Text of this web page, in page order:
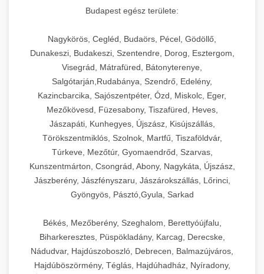
Budapest egész területe:
Nagykörös, Cegléd, Budaörs, Pécel, Gödöllő,
Dunakeszi, Budakeszi, Szentendre, Dorog, Esztergom,
Visegrád, Mátrafüred, Bátonyterenye,
Salgótarján,Rudabánya, Szendrő, Edelény,
Kazincbarcika, Sajószentpéter, Ózd, Miskolc, Eger,
Mezőkövesd, Füzesabony, Tiszafüred, Heves,
Jászapáti, Kunhegyes, Újszász, Kisújszállás,
Törökszentmiklós, Szolnok, Martfű, Tiszaföldvár,
Túrkeve, Mezőtúr, Gyomaendrőd, Szarvas,
Kunszentmárton, Csongrád, Abony, Nagykáta, Újszász,
Jászberény, Jászfényszaru, Jászárokszállás, Lőrinci,
Gyöngyös, Pásztó,Gyula, Sarkad
Békés, Mezőberény, Szeghalom, Berettyóújfalu,
Biharkeresztes, Püspökladány, Karcag, Derecske,
Nádudvar, Hajdúszoboszló, Debrecen, Balmazújváros,
Hajdúböszörmény, Téglás, Hajdúhadház, Nyíradony,